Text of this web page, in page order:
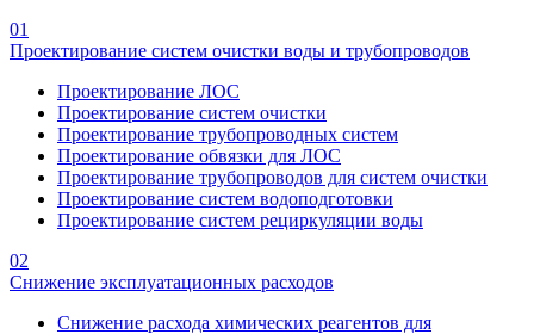
01
Проектирование систем очистки воды и трубопроводов
Проектирование ЛОС
Проектирование систем очистки
Проектирование трубопроводных систем
Проектирование обвязки для ЛОС
Проектирование трубопроводов для систем очистки
Проектирование систем водоподготовки
Проектирование систем рециркуляции воды
02
Снижение эксплуатационных расходов
Снижение расхода химических реагентов для